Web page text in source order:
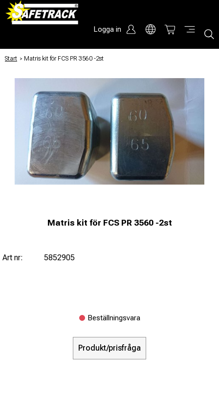
Logga in
Start / Matris kit för FCS PR 3560 -2st
Matris kit för FCS PR 3560 -2st
Art nr: 5852905
Beställningsvara
Produkt/prisfråga